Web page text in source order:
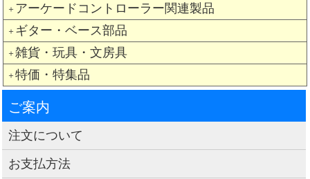
＋ アーケードコントローラー関連製品
＋ ギター・ベース部品
＋ 雑貨・玩具・文房具
＋ 特価・特集品
ご案内
注文について
お支払方法